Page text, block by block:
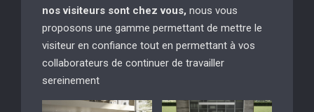
nos visiteurs sont chez vous, nous vous
proposons une gamme permettant de mettre le
visiteur en confiance tout en permettant à vos
collaborateurs de continuer de travailler
sereinement